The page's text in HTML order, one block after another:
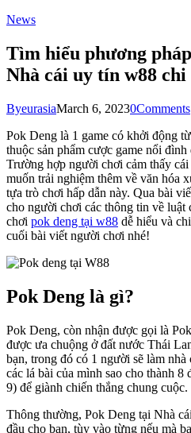
News
Tìm hiểu phương
Nhà cái uy tín w88
ByeurasiaMarch 6, 20230Comments
Pok Deng là 1 game có khởi động
thuộc sản phẩm cược game nổi
Trường hợp người chơi cảm thấy
muốn trải nghiệm thêm về văn hóa
tựa trò chơi hấp dẫn này. Qua bài
cho người chơi các thông tin về
chơi pok deng tại w88 dễ hiểu và
cuối bài viết người chơi nhé!
Pok Deng là gì?
Pok Deng, còn nhận được gọi là
được ưa chuộng ở đất nước Thái
bạn, trong đó có 1 người sẽ làm
các lá bài của mình sao cho thành
9) để giành chiến thắng chung cuộc.
Thông thường, Pok Deng tại Nhà
đầu cho bạn, tùy vào từng nếu mà